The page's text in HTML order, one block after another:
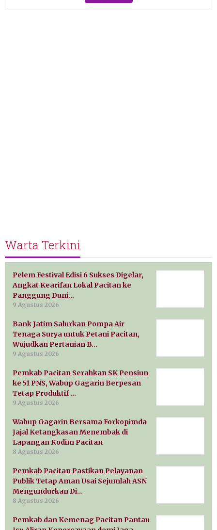
Warta Terkini
Pelem Festival Edisi 6 Sukses Digelar,
Angkat Kearifan Lokal Pacitan ke
Panggung Duni…
9 Agustus 2026
Bank Jatim Salurkan Pompa Air
Tenaga Surya untuk Petani Pacitan,
Wujudkan Pertanian B…
9 Agustus 2026
Pemkab Pacitan Serahkan SK Pensiun
ke 51 PNS, Wabup Gagarin Berpesan
Tetap Produktif …
9 Agustus 2026
Wabup Gagarin Bersama Forkopimda
Jajal Ketangkasan Menembak di
Lapangan Kodim Pacitan
8 Agustus 2026
Pemkab Pacitan Pastikan Pelayanan
Publik Tetap Aman Usai Sejumlah ASN
Mengundurkan Di…
8 Agustus 2026
Pemkab dan Kemenag Pacitan Pantau